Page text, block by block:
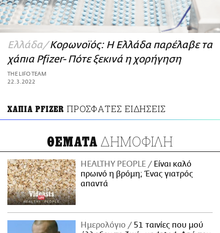
ΑΜΠΑ
PRINT
Ελλάδα Κορωνοϊός: Η Ελλάδα παρέλαβε τα
χάπια Pfizer- Πότε ξεκινά η χορήγηση
THE LIFO TEAM
22.3.2022
ΧΑΠΙΑ PFIZER ΠΡΟΣΦΑΤΕΣ ΕΙΔΗΣΕΙΣ
ΘΕΜΑΤΑ ΔΗΜΟΦΙΛΗ
HEALTHY PEOPLE
Είναι καλό
πρωινό η βρόμη; Ένας γιατρός
απαντά
Ημερολόγιο
51 ταινίες που μού